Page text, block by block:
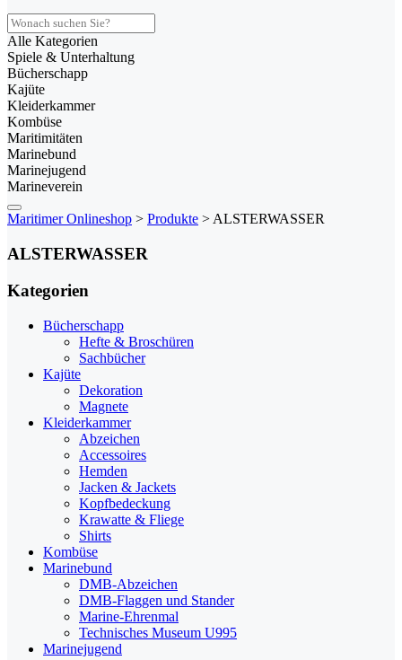
Alle Kategorien
Spiele & Unterhaltung
Bücherschapp
Kajüte
Kleiderkammer
Kombüse
Maritimitäten
Marinebund
Marinejugend
Marineverein
Maritimer Onlineshop > Produkte >ALSTERWASSER
ALSTERWASSER
Kategorien
Bücherschapp
Hefte & Broschüren
Sachbücher
Kajüte
Dekoration
Magnete
Kleiderkammer
Abzeichen
Accessoires
Hemden
Jacken & Jackets
Kopfbedeckung
Krawatte & Fliege
Shirts
Kombüse
Marinebund
DMB-Abzeichen
DMB-Flaggen und Stander
Marine-Ehrenmal
Technisches Museum U995
Marinejugend